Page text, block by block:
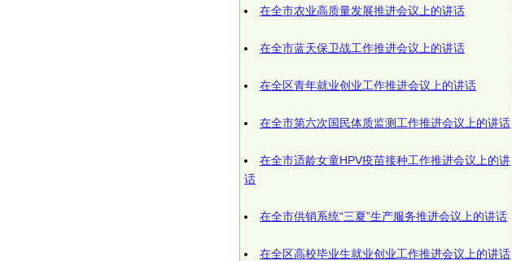
在全市农业高质量发展推进会议上的讲话
在全市蓝天保卫战工作推进会议上的讲话
在全区青年就业创业工作推进会议上的讲话
在全市第六次国民体质监测工作推进会议上的讲话
在全市适龄女童HPV疫苗接种工作推进会议上的讲
话
在全市供销系统“三夏”生产服务推进会议上的讲话
在全区高校毕业生就业创业工作推进会议上的讲话